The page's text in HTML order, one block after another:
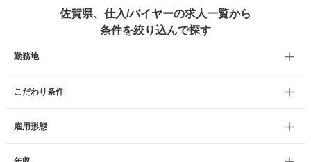
佐賀県、仕入/バイヤーの求人一覧から
条件を絞り込んで探す
勤務地
こだわり条件
雇用形態